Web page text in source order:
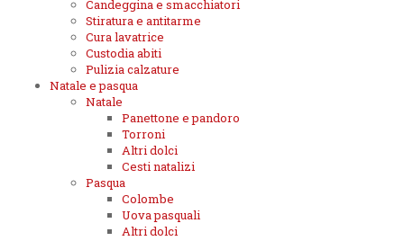
Candeggina e smacchiatori
Stiratura e antitarme
Cura lavatrice
Custodia abiti
Pulizia calzature
Natale e pasqua
Natale
Panettone e pandoro
Torroni
Altri dolci
Cesti natalizi
Pasqua
Colombe
Uova pasquali
Altri dolci